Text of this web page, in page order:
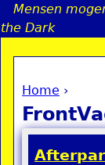
Mensen
the Dark
You are
Home ›